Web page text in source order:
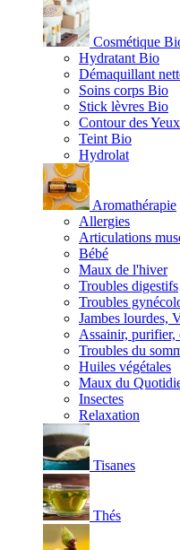
Cosmétique
Hydratant Bio
Démaquillant
Soins corps Bio
Stick lèvres Bio
Contour des
Teint Bio
Hydrolat
Aromathérapie
Allergies
Articulations
Bébé
Maux de l'hiver
Troubles digestifs
Troubles
Jambes lourdes,
Assainir, purifier,
Troubles du
Huiles végétales
Maux du
Insectes
Relaxation
Tisanes
Thés